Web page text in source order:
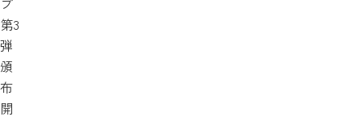
第3
弾
頒
布
開